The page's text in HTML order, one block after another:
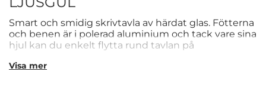
Smart och smidig skrivtavla av härdat glas. Fötterna
och benen är i polerad aluminium och tack vare sina
hjul kan du enkelt flytta rund tavlan på
Visa mer